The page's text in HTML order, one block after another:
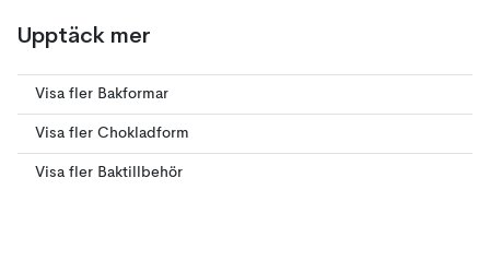
Upptäck mer
Visa fler Bakformar
Visa fler Chokladform
Visa fler Baktillbehör